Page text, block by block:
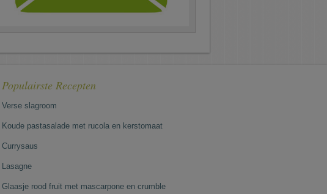
Populairste Recepten
Verse slagroom
Koude pastasalade met rucola en kerstomaat
Currysaus
Lasagne
Glaasje rood fruit met mascarpone en crumble